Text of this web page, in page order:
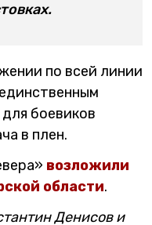
по всей линии
боевиков
в плен.
возложили
области.
Денисов и